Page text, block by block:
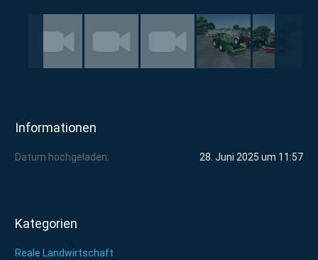
Informationen
Datum hochgeladen 28. Juni 2025 um 11:57
Kategorien
Reale Landwirtschaft